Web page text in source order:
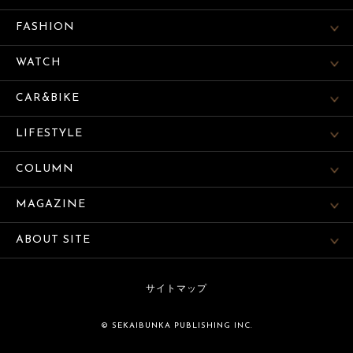
FASHION
WATCH
CAR&BIKE
LIFESTYLE
COLUMN
MAGAZINE
ABOUT SITE
サイトマップ
© SEKAIBUNKA PUBLISHING INC.